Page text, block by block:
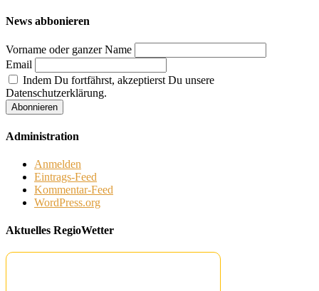
News abbonieren
Vorname oder ganzer Name
Email
Indem Du fortfährst, akzeptierst Du unsere
Datenschutzerklärung.
Administration
Anmelden
Eintrags-Feed
Kommentar-Feed
WordPress.org
Aktuelles RegioWetter